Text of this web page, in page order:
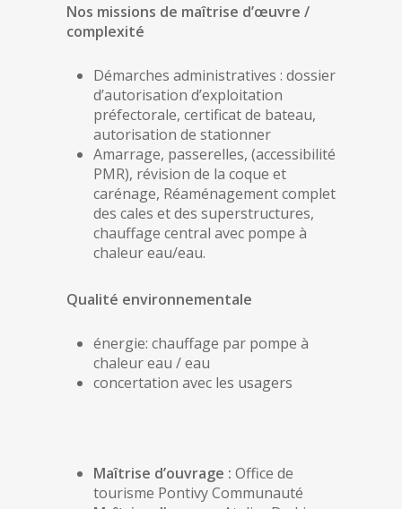
Nos missions de maîtrise d’œuvre /
complexité
Démarches administratives : dossier
d’autorisation d’exploitation
préfectorale, certificat de bateau,
autorisation de stationner
Amarrage, passerelles, (accessibilité
PMR), révision de la coque et
carénage, Réaménagement complet
des cales et des superstructures,
chauffage central avec pompe à
chaleur eau/eau.
Qualité environnementale
énergie: chauffage par pompe à
chaleur eau / eau
concertation avec les usagers
Maîtrise d’ouvrage : Office de
tourisme Pontivy Communauté